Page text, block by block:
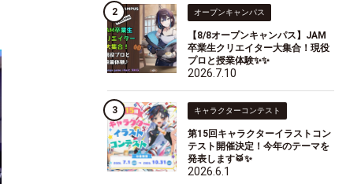
オープンキャンパス
【8/8オープンキャンパス】JAM
卒業生クリエイター大集合！現役
プロと授業体験✨✨
2026.7.10
キャラクターコンテスト
第15回キャラクターイラストコン
テスト開催決定！今年のテーマを
発表します🥁✨
2026.6.1